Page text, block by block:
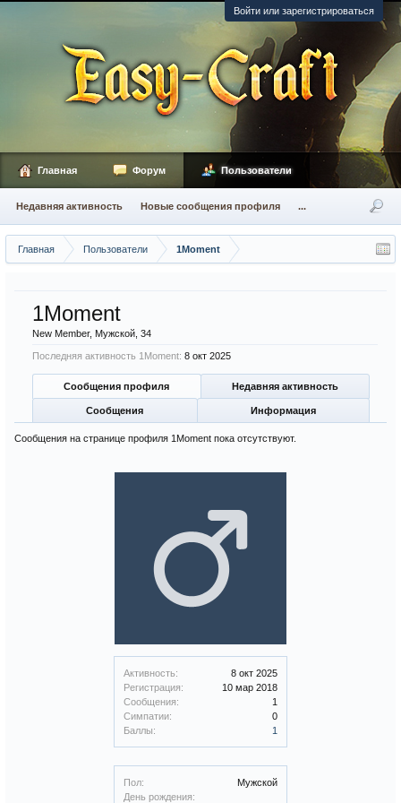
Войти или зарегистрироваться
Главная Пользователи 1Moment
Активность:
8 окт 2025
Регистрация:
10 мар 2018
Сообщения:
1
Симпатии:
0
Баллы:
1
Пол:
Мужской
День рождения:
1Moment
New Member, Мужской, 34
Последняя активность 1Moment: 8 окт 2025
Сообщения профиля Недавняя активность
Сообщения Информация
Сообщения на странице профиля 1Moment пока отсутствуют.
Главная Форум Пользователи
Недавняя активность Новые сообщения профиля ...